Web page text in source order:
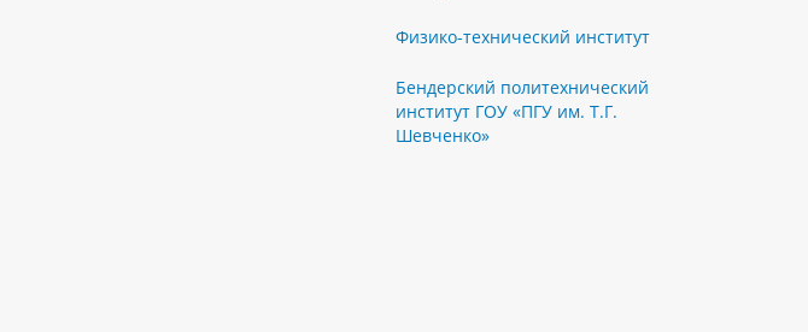
Физико-технический институт
Бендерский политехнический
институт ГОУ «ПГУ им. Т.Г.
Шевченко»